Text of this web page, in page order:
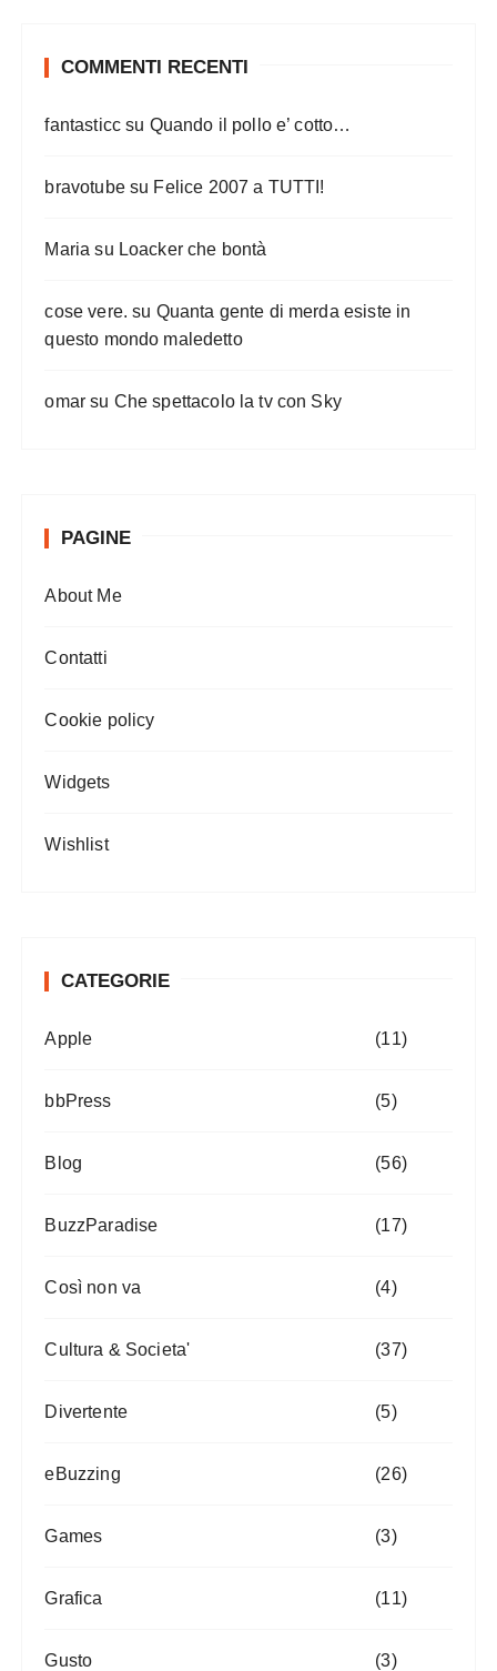
COMMENTI RECENTI
fantasticc su Quando il pollo e’ cotto…
bravotubesu Felice 2007 a TUTTI!
Maria su Loacker che bontà
cose vere. su Quanta gente di merda esiste in
questo mondo maledetto
omar su Che spettacolo la tv con Sky
PAGINE
About Me
Contatti
Cookie policy
Widgets
Wishlist
CATEGORIE
Apple (11)
bbPress (5)
Blog (56)
BuzzParadise (17)
Così non va (4)
Cultura & Societa' (37)
Divertente (5)
eBuzzing (26)
Games (3)
Grafica (11)
Gusto (3)